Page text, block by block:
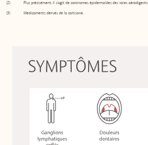
(2) Plus précisément, il s’agit de carcinomes épidermoïdes des voies
(3) Médicaments dérivés de la cortisone.